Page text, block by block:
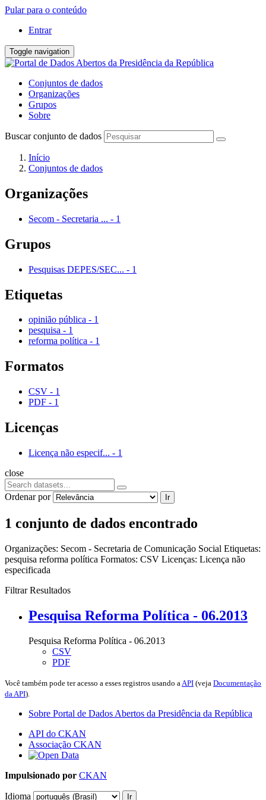
Pular para o conteúdo
Entrar
Toggle navigation
Conjuntos de dados
Organizações
Grupos
Sobre
Buscar conjunto de dados
Início
Conjuntos de dados
Organizações
Secom - Secretaria ... - 1
Grupos
Pesquisas DEPES/SEC... - 1
Etiquetas
opinião pública - 1
pesquisa - 1
reforma política - 1
Formatos
CSV - 1
PDF - 1
Licenças
Licença não especif... - 1
close
Ordenar por Ir
1 conjunto de dados encontrado
Organizações: Secom - Secretaria de Comunicação Social Etiquetas:
pesquisa reforma política Formatos: CSV Licenças: Licença não
especificada
Filtrar Resultados
Pesquisa Reforma Política - 06.2013
Pesquisa Reforma Política - 06.2013
CSV
PDF
Você também pode ter acesso a esses registros usando a API (veja Documentação
da API).
Sobre Portal de Dados Abertos da Presidência da República
API do CKAN
Associação CKAN
Impulsionado por CKAN
Idioma Ir